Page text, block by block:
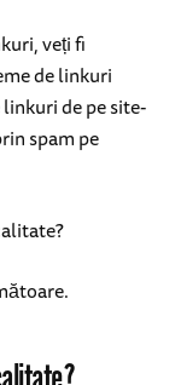
veți fi
de linkuri
de pe site-
spam pe